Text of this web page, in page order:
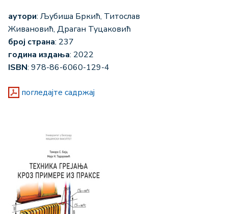
аутори: Љубиша Бркић, Титослав
Живановић, Драган Туцаковић
број страна: 237
година издања: 2022
ISBN: 978-86-6060-129-4
погледајте садржај